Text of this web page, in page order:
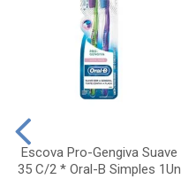
Escova Pro-Gengiva Suave
35 C/2 * Oral-B Simples 1Un